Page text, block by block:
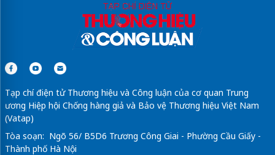
Tạp chí điện tử Thương hiệu và Công luận của cơ quan Trung
ương Hiệp hội Chống hàng giả và Bảo vệ Thương hiệu Việt Nam
(Vatap)
Tòa soạn: Ngõ 56/ B5D6 Trương Công Giai - Phường Cầu Giấy -
Thành phố Hà Nội